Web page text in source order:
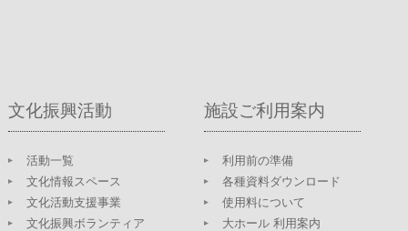
文化振興活動
活動一覧
文化情報スペース
文化活動支援事業
文化振興ボランティア
施設ご利用案内
利用前の準備
各種資料ダウンロード
使用料について
大ホール 利用案内